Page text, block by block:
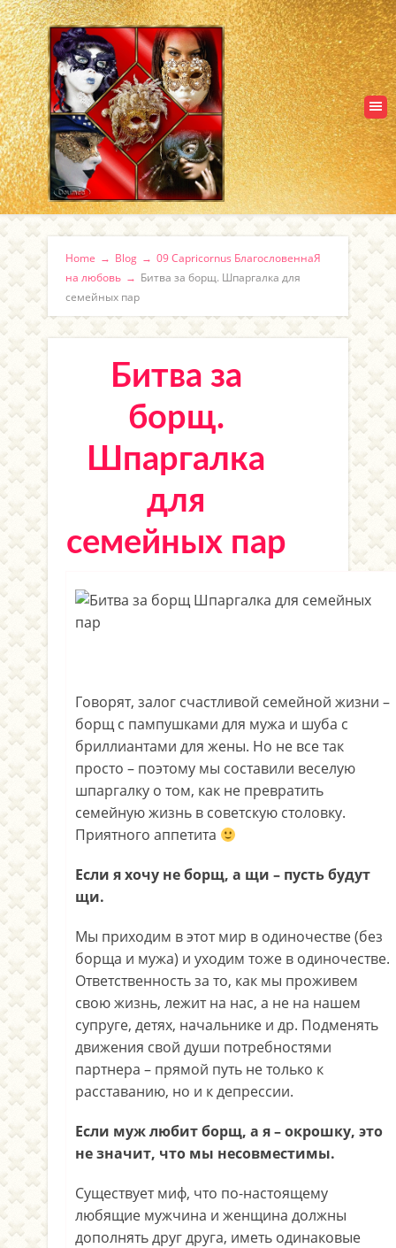
Home → Blog → 09 Capricornus БлагословеннаЯ
на любовь → Битва за борщ. Шпаргалка для
семейных пар
Битва за
борщ.
Шпаргалка
для
семейных пар
Говорят, залог счастливой семейной жизни –
борщ с пампушками для мужа и шуба с
бриллиантами для жены. Но не все так
просто – поэтому мы составили веселую
шпаргалку о том, как не превратить
семейную жизнь в советскую столовку.
Приятного аппетита
Если я хочу не борщ, а щи – пусть будут
щи.
Мы приходим в этот мир в одиночестве (без
борща и мужа) и уходим тоже в одиночестве.
Ответственность за то, как мы проживем
свою жизнь, лежит на нас, а не на нашем
супруге, детях, начальнике и др. Подменять
движения свой души потребностями
партнера – прямой путь не только к
расставанию, но и к депрессии.
Если муж любит борщ, а я – окрошку, это
не значит, что мы несовместимы.
Существует миф, что по-настоящему
любящие мужчина и женщина должны
дополнять друг друга, иметь одинаковые